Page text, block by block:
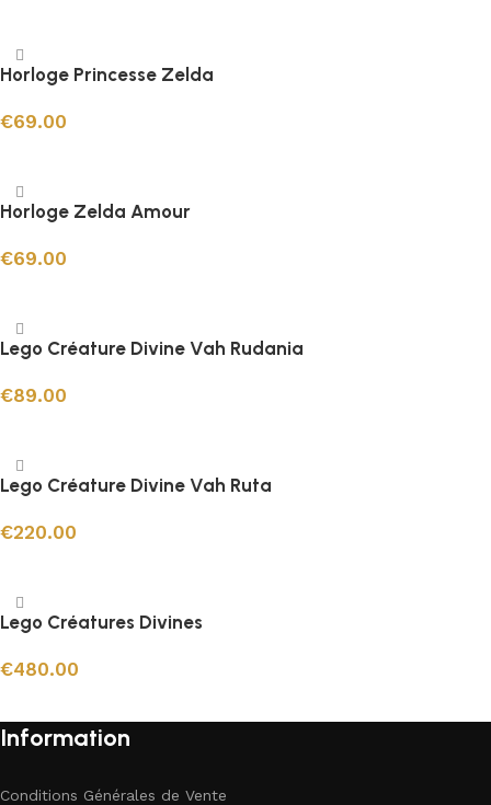
Horloge Princesse Zelda
€69.00
Horloge Zelda Amour
€69.00
Lego Créature Divine Vah Rudania
€89.00
Lego Créature Divine Vah Ruta
€220.00
Lego Créatures Divines
€480.00
Information
Conditions Générales de Vente